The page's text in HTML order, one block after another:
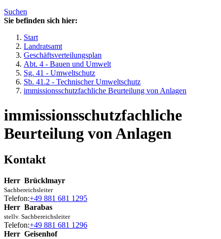
Suchen
Sie befinden sich hier:
Start
Landratsamt
Geschäftsverteilungsplan
Abt. 4 - Bauen und Umwelt
Sg. 41 - Umweltschutz
Sb. 41.2 - Technischer Umweltschutz
immissionsschutzfachliche Beurteilung von Anlagen
immissionsschutzfachliche
Beurteilung von Anlagen
Kontakt
Herr Brücklmayr
Sachbereichsleiter
Telefon:+49 881 681 1295
Herr Barabas
stellv. Sachbereichsleiter
Telefon:+49 881 681 1296
Herr Geisenhof